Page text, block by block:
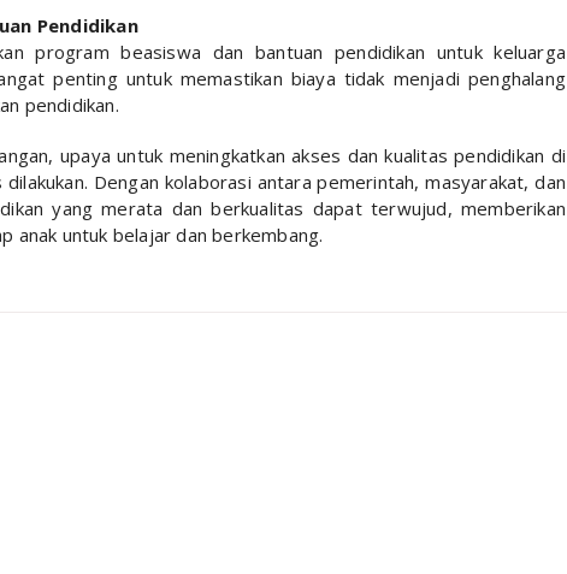
Pendidikan
program beasiswa dan bantuan pendidikan untuk keluarga
penting untuk memastikan biaya tidak menjadi penghalang
pendidikan.
upaya untuk meningkatkan akses dan kualitas pendidikan di
Dengan kolaborasi antara pemerintah, masyarakat, dan
yang merata dan berkualitas dapat terwujud, memberikan
anak untuk belajar dan berkembang.